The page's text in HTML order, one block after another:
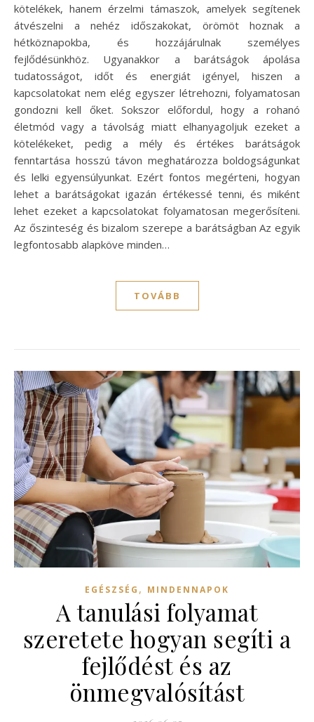
kötelékek, hanem érzelmi támaszok, amelyek segítenek
átvészelni a nehéz időszakokat, örömöt hoznak a
hétköznapokba, és hozzájárulnak személyes
fejlődésünkhöz. Ugyanakkor a barátságok ápolása
tudatosságot, időt és energiát igényel, hiszen a
kapcsolatokat nem elég egyszer létrehozni, folyamatosan
gondozni kell őket. Sokszor előfordul, hogy a rohanó
életmód vagy a távolság miatt elhanyagoljuk ezeket a
kötelékeket, pedig a mély és értékes barátságok
fenntartása hosszú távon meghatározza boldogságunkat
és lelki egyensúlyunkat. Ezért fontos megérteni, hogyan
lehet a barátságokat igazán értékessé tenni, és miként
lehet ezeket a kapcsolatokat folyamatosan megerősíteni.
Az őszinteség és bizalom szerepe a barátságban Az egyik
legfontosabb alapköve minden…
TOVÁBB
EGÉSZSÉG , MINDENNAPOK
A tanulási folyamat
szeretete hogyan segíti a
fejlődést és az
önmegvalósítást